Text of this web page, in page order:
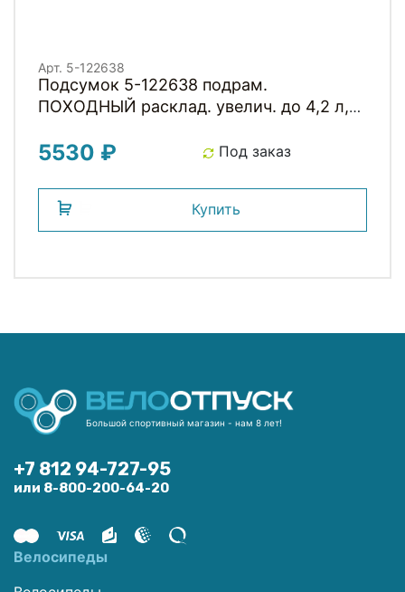
Арт. 5-122638
Подсумок 5-122638 подрам.
ПОХОДНЫЙ расклад. увелич. до 4,2 л,
желтый M-WAVE
5530 ₽ Под заказ
Купить
Большой спортивный магазин - нам 8 лет!
+7 812 94-727-95
или 8-800-200-64-20
Велосипеды